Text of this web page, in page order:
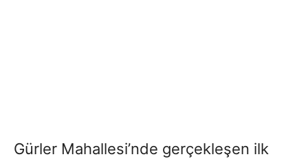
Gürler Mahallesi’nde gerçekleşen ilk